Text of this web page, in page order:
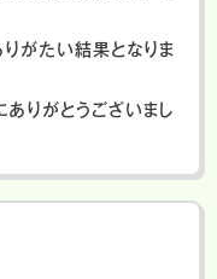
がたい結果となりま
りがとうございまし